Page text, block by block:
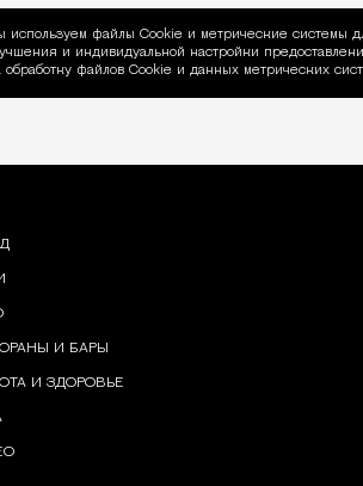
об
используем файлы Сookie и метрические системы
и индивидуальной настройки
обработку файлов Cookie и данных метрических
И БАРЫ
И ЗДОРОВЬЕ